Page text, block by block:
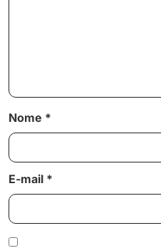
Nome *
E-mail *